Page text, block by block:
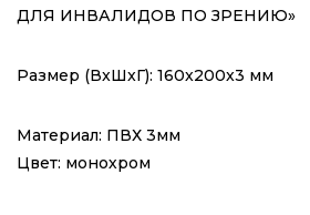
ДЛЯ ИНВАЛИДОВ ПО ЗРЕНИЮ»
Размер (ВxШxГ): 160x200x3 мм
Материал: ПВХ 3мм
Цвет: монохром